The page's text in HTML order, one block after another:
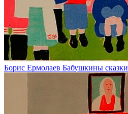
Борис Ермолаев Бабушкины сказки